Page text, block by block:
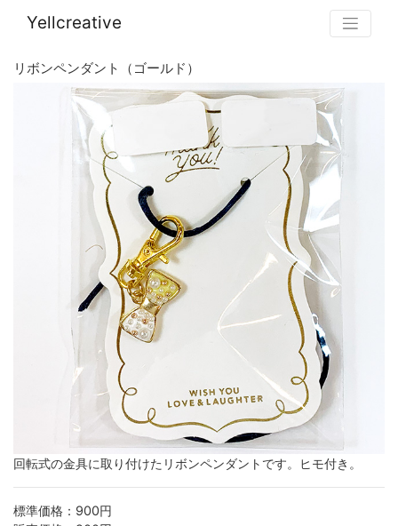
Yellcreative
リボンペンダント（ゴールド）
回転式の金具に取り付けたリボンペンダントです。ヒモ付き。
標準価格：900円